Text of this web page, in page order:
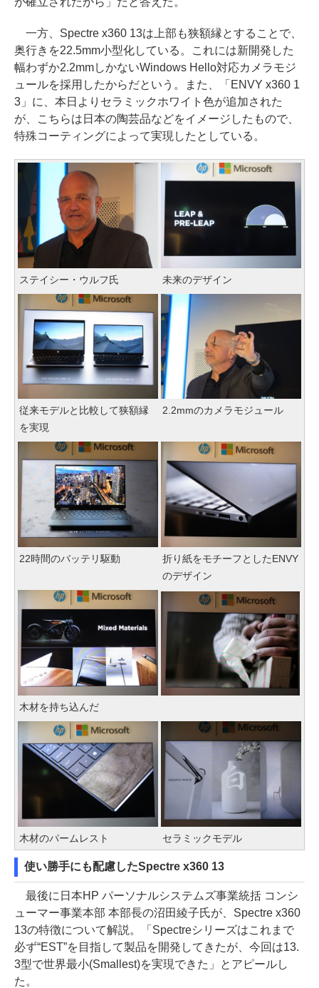
一方、Spectre x360 13は上部も狭額縁とすることで、
奥行きを22.5mm小型化している。これには新開発した
幅わずか2.2mmしかないWindows Hello対応カメラモジ
ュールを採用したからだという。また、「ENVY x360 1
3」に、本日よりセラミックホワイト色が追加された
が、こちらは日本の陶芸品などをイメージしたもので、
特殊コーティングによって実現したとしている。
ステイシー・ウルフ氏 未来のデザイン
従来モデルと比較して狭額縁
を実現
2.2mmのカメラモジュール
22時間のバッテリ駆動
折り紙をモチーフとしたENVY
のデザイン
木材を持ち込んだ
木材のパームレスト セラミックモデル
使い勝手にも配慮したSpectre x360 13
最後に日本HP パーソナルシステムズ事業統括 コンシ
ューマー事業本部 本部長の沼田綾子氏が、Spectre x360
13の特徴について解説。「Spectreシリーズはこれまで
必ず“EST”を目指して製品を開発してきたが、今回は13.
3型で世界最小(Smallest)を実現できた」とアピールし
た。